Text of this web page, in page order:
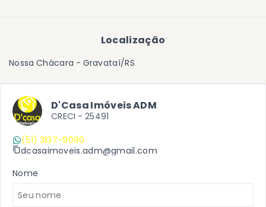
Localização
Nossa Chácara - Gravataí/RS
D'Casa Imóveis ADM
CRECI - 25491
(51) 3137-9090
dcasaimoveis.adm@gmail.com
Nome